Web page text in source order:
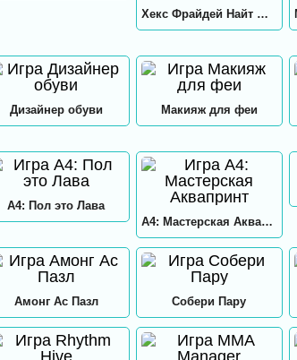
Хекс Фрайдей Найт Фанкин
Дизайнер обуви Макияж для феи
А4: Пол это Лава
А4: Мастерская Аквапринт
Амонг Ас Пазл Собери Пару